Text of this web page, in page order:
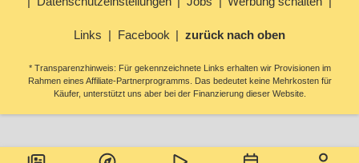
Links Facebook zurück nach oben
* Transparenzhinweis: Für gekennzeichnete Links erhalten wir Provisionen im
Rahmen eines Affiliate-Partnerprogramms. Das bedeutet keine Mehrkosten für
Käufer, unterstützt uns aber bei der Finanzierung dieser Website.